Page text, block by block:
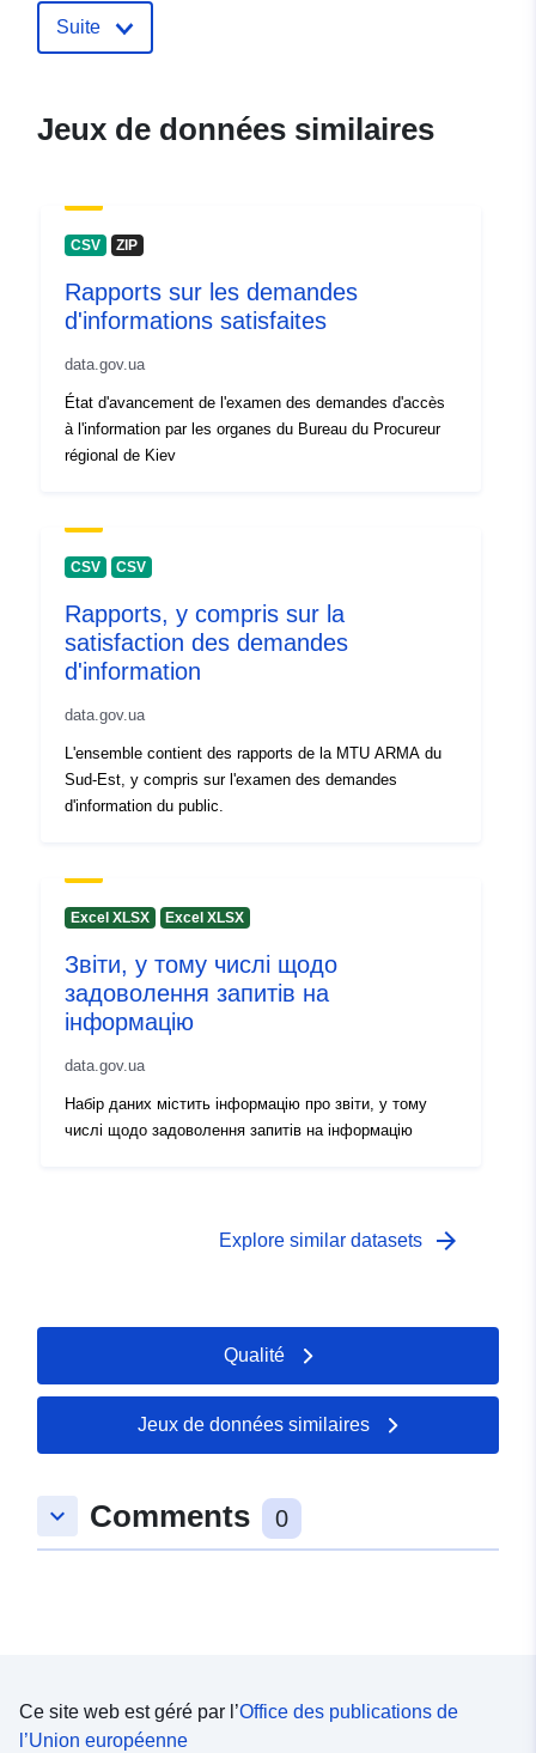
contact:
catalogue:
May 2026
2520c00fe8f1
Infos sur la
version:
1.0
Suite
Jeux de données similaires
CSV ZIP
Rapports sur les demandes
d'informations satisfaites
data.gov.ua
État d'avancement de l'examen des demandes d'accès
à l'information par les organes du Bureau du Procureur
régional de Kiev
CSV CSV
Rapports, y compris sur la
satisfaction des demandes
d'information
data.gov.ua
L'ensemble contient des rapports de la MTU ARMA du
Sud-Est, y compris sur l'examen des demandes
d'information du public.
Excel XLSX Excel XLSX
Звіти, у тому числі щодо
задоволення запитів на
інформацію
data.gov.ua
Набір даних містить інформацію про звіти, у тому
числі щодо задоволення запитів на інформацію
Explore similar datasets arrow_forward
Qualité
Jeux de données similaires
keyboard_arrow_down Comments 0
Ce site web est géré par l’Office des publications de
l’Union européenne